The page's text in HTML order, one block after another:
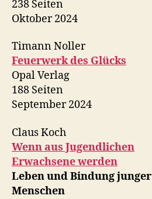
238 Seiten
Oktober 2024
Timann Noller
Feuerwerk des Glücks
Opal Verlag
188 Seiten
September 2024
Claus Koch
Wenn aus Jugendlichen
Erwachsene werden
Leben und Bindung junger
Menschen